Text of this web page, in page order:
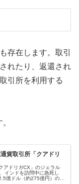
存在します。取引
れたり、返還され
引所を利用する
貨取引所「クアドリ
アドリガCX」のジェラル
インドを訪問中に急死し
億ドル（約275億円）の顧